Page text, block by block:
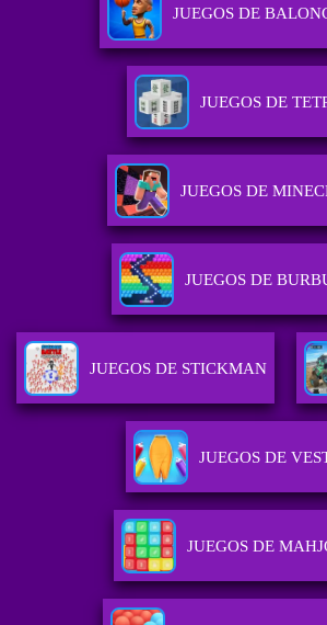
JUEGOS DE
JUEGOS DE
JUEGOS DE
JUEGOS DE
JUEGOS DE STICKMAN
JUEGOS DE
JUEGOS DE